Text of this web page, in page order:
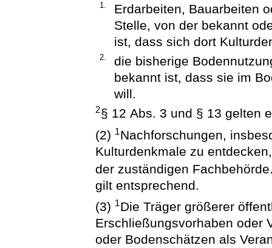
1.
Erdarbeiten, Bauarbeiten
Stelle, von der bekannt
ist, dass sich dort
2.
die bisherige
bekannt ist, dass sie im
will.
2§ 12 Abs. 3 und § 13 gelten
(2) 1Nachforschungen,
Kulturdenkmale zu
der zuständigen
gilt entsprechend.
(3) 1Die Träger größerer
Erschließungsvorhaben oder
oder Bodenschätzen als